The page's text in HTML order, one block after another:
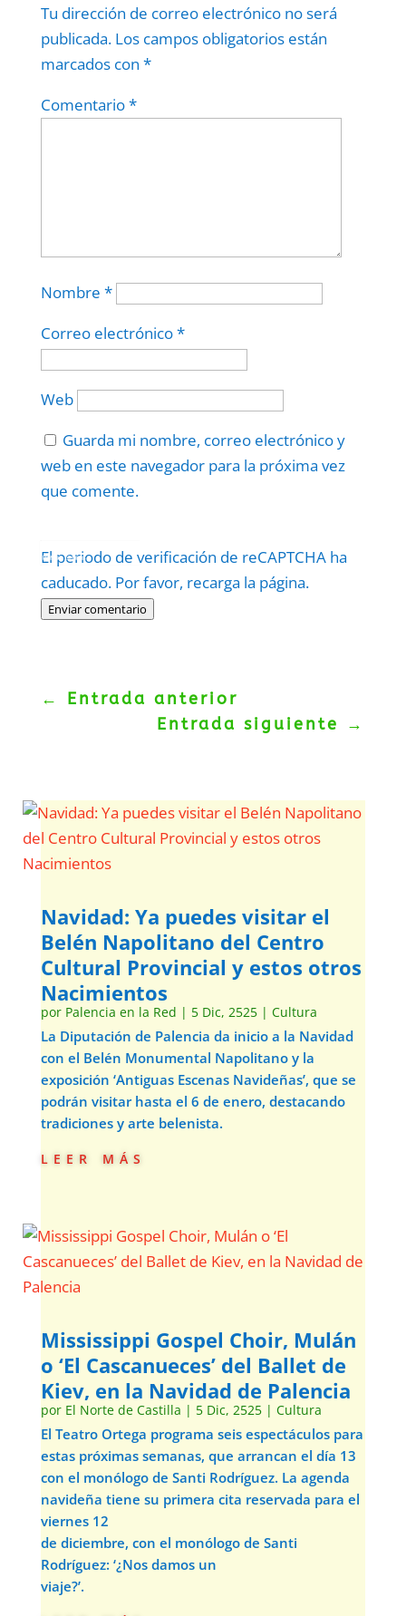
Tu dirección de correo electrónico no será
publicada. Los campos obligatorios están
marcados con *
Comentario*
Nombre *
Correo electrónico*
Web
Guarda mi nombre, correo electrónico y
web en este navegador para la próxima vez
que comente.
El periodo de verificación de reCAPTCHA ha
caducado. Por favor, recarga la página.
Enviar comentario
Politica–Términos.
← Entrada anterior
Entrada siguiente
→
Navidad: Ya puedes visitar el
Belén Napolitano del Centro
Cultural Provincial y estos otros
Nacimientos
por Palencia en la Red | 5 Dic, 2525| Cultura
La Diputación de Palencia da inicio a la Navidad
con el Belén Monumental Napolitano y la
exposición ‘Antiguas Escenas Navideñas’, que se
podrán visitar hasta el 6 de enero, destacando
tradiciones y arte belenista.
leer más
Mississippi Gospel Choir, Mulán
o ‘El Cascanueces’ del Ballet de
Kiev, en la Navidad de Palencia
por El Norte de Castilla | 5 Dic, 2525| Cultura
El Teatro Ortega programa seis espectáculos para
estas próximas semanas, que arrancan el día 13
con el monólogo de Santi Rodríguez. La agenda
navideña tiene su primera cita reservada para el
viernes 12
de diciembre, con el monólogo de Santi
Rodríguez: ‘¿Nos damos un
viaje?’.